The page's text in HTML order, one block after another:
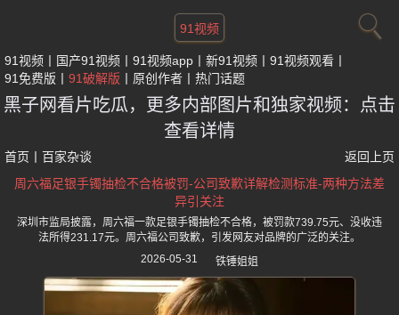
91视频
91视频 国产91视频 91视频app 新91视频
91视频观看
91免费版
91破解版 原创作者 热门话题
黑子网看片吃瓜，更多内部图片和独家视频：点击
查看详情
首页 百家杂谈
返回上页
周六福足银手镯抽检不合格被罚-公司致歉详解检测标准-两种方法差
异引关注
深圳市监局披露，周六福一款足银手镯抽检不合格，被罚款739.75元、没收违
法所得231.17元。周六福公司致歉，引发网友对品牌的广泛的关注。
2026-05-31
铁锤姐姐